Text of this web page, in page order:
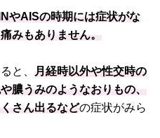
やAISの時期には症状がな
みもありません。
と、
月経時以外や性交時の
膿うみのようなおりもの、
さん出るなどの症状がみら